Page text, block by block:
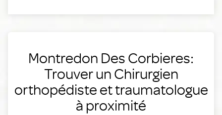
Montredon Des Corbieres:
Trouver un Chirurgien
orthopédiste et traumatologue
à proximité